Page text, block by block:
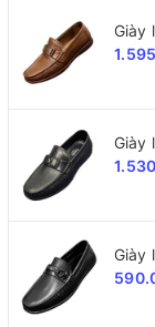
Giày
Giày